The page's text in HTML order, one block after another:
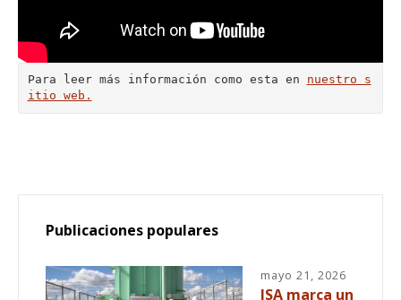
Para leer más información como esta en nuestro s
itio web.
Publicaciones populares
mayo 21, 2026
ISA marca un